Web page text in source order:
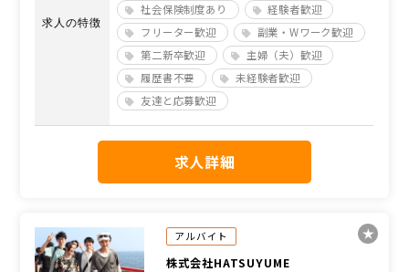
求人の特徴
社会保険制度あり
経験者歓迎
フリーター歓迎
副業・Wワーク歓迎
第二新卒歓迎
主婦（夫）歓迎
履歴書不要
未経験者歓迎
友達と応募歓迎
求人詳細
アルバイト
株式会社HATSUYUME